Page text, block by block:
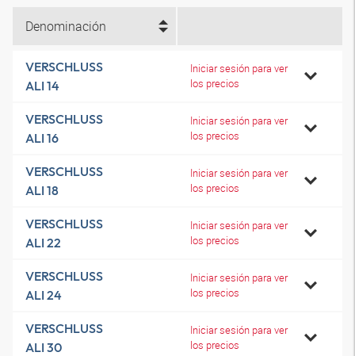
Denominación
VERSCHLUSS
ALI 14
Iniciar sesión para ver
los precios
VERSCHLUSS
ALI 16
Iniciar sesión para ver
los precios
VERSCHLUSS
ALI 18
Iniciar sesión para ver
los precios
VERSCHLUSS
ALI 22
Iniciar sesión para ver
los precios
VERSCHLUSS
ALI 24
Iniciar sesión para ver
los precios
VERSCHLUSS
ALI 30
Iniciar sesión para ver
los precios